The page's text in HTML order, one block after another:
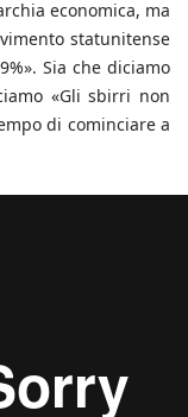
economica, ma
statunitense
Sia che diciamo
«Gli sbirri non
di cominciare a